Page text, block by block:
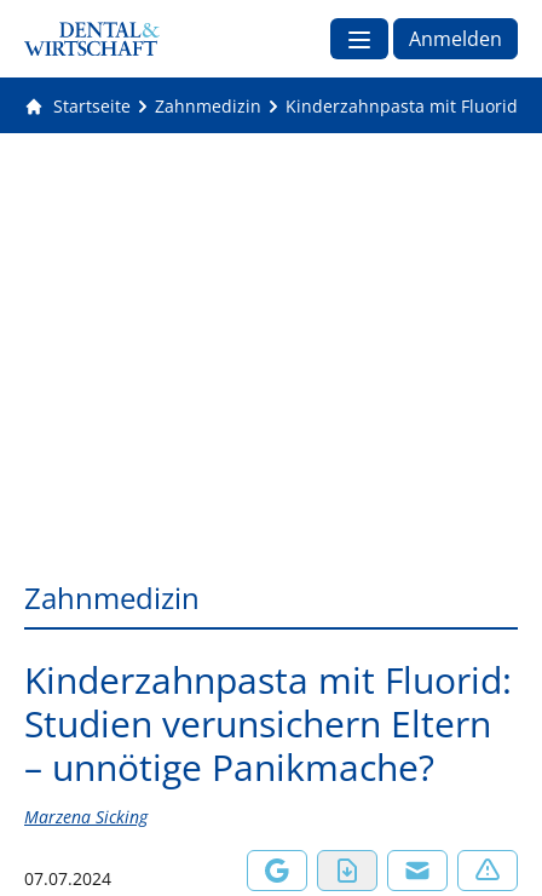
Anmelden
Startseite Zahnmedizin Kinderzahnpasta mit Fluorid:
Zahnmedizin
Kinderzahnpasta mit Fluorid:
Studien verunsichern Eltern
– unnötige Panikmache?
Marzena Sicking
07.07.2024